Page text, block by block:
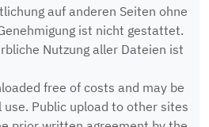
auf anderen Seiten ohne
ist nicht gestattet.
Nutzung aller Dateien ist
free of costs and may be
Public upload to other sites